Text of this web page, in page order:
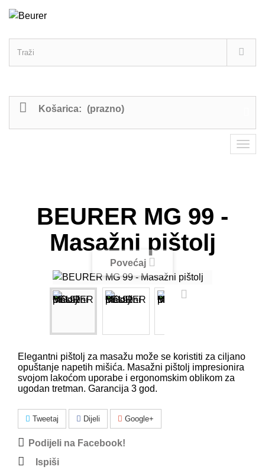
Košarica: (prazno)
BEURER MG 99 -
Masažni pištolj
Povećaj
Elegantni pištolj za masažu može se koristiti za ciljano
opuštanje napetih mišića. Masažni pištolj impresionira
svojom lakoćom uporabe i ergonomskim oblikom za
ugodan tretman. Garancija 3 god.
Tweetaj Dijeli Google+
Podijeli na Facebook!
Ispiši